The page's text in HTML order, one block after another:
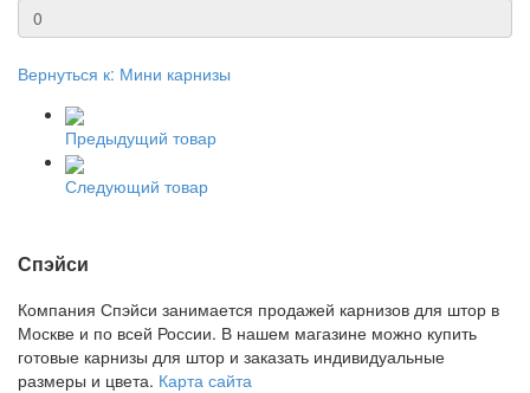
Вернуться к: Мини карнизы
Предыдущий товар
Следующий товар
Спэйси
Компания Спэйси занимается продажей карнизов для штор в
Москве и по всей России. В нашем магазине можно купить
готовые карнизы для штор и заказать индивидуальные
размеры и цвета. Карта сайта